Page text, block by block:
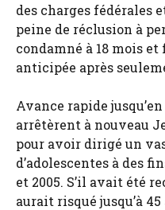
des charges fédérales
peine de réclusion à
condamné à 18 mois
anticipée après
Avance rapide
arrêtèrent à nouveau
pour avoir dirigé un
d’adolescentes à des
et 2005. S’il avait été
aurait risqué jusqu’à